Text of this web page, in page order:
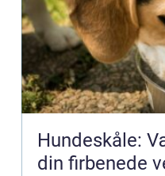
Hundeskåle:
din firbenede